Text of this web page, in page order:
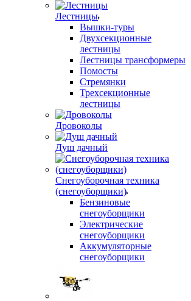
Лестницы
Вышки-туры
Двухсекционные
лестницы
Лестницы трансформеры
Помосты
Стремянки
Трехсекционные
лестницы
Дровоколы
Душ дачный
Снегоуборочная техника
(снегоуборщики)
Бензиновые
снегоуборщики
Электрические
снегоуборщики
Аккумуляторные
снегоуборщики